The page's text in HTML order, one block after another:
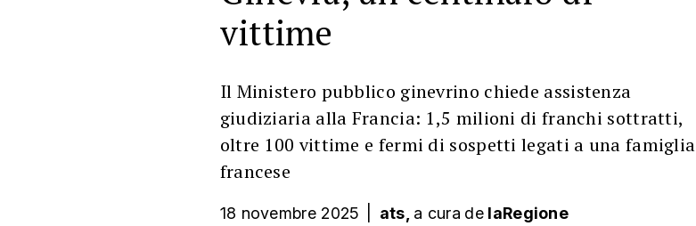
vittime
Il Ministero pubblico ginevrino chiede assistenza
giudiziaria alla Francia: 1,5 milioni di franchi sottratti,
oltre 100 vittime e fermi di sospetti legati a una famiglia
francese
18 novembre 2025 ats, a cura de laRegione